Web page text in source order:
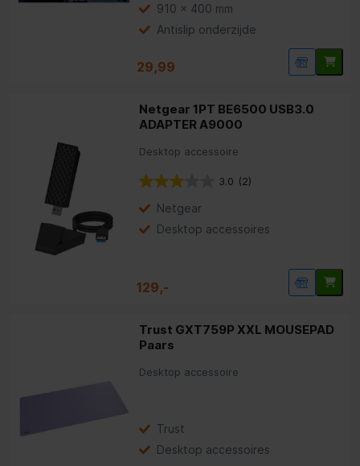
910 x 400 mm
Antislip onderzijde
29,99
Netgear 1PT BE6500 USB3.0
ADAPTER A9000
Desktop accessoire
3.0 (2)
Netgear
Desktop accessoires
129,-
Trust GXT759P XXL MOUSEPAD
Paars
Desktop accessoire
Trust
Desktop accessoires